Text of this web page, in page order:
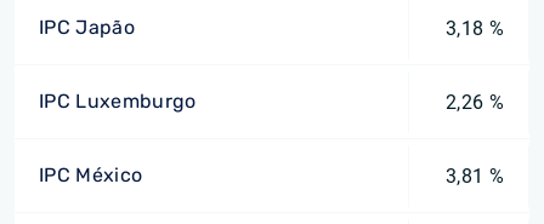
IPC Japão 3,18 %
IPC Luxemburgo 2,26 %
IPC México 3,81 %